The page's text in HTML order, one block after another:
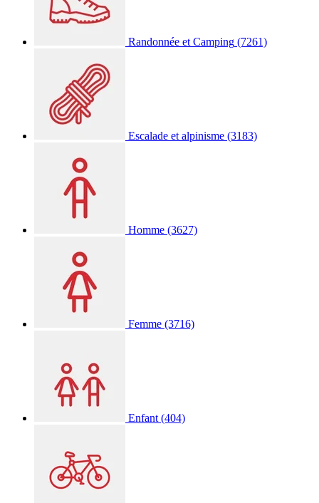
Randonnée et Camping (7261)
Escalade et alpinisme (3183)
Homme (3627)
Femme (3716)
Enfant (404)